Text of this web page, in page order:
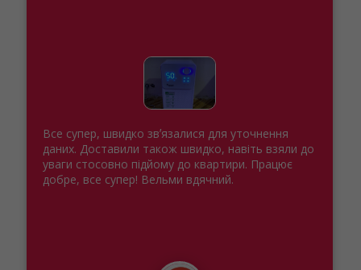
Спасибо Осушители. Влажности нету) как и
обещали. С приходом осени начала резко
не знал что делать - иль вентиляцию какую-то
ставить или кондиционером греть постоянно
воздух, но случайно увидел объявления об
Осушители. Честно, не знал про такой прибор.